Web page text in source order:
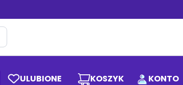
KOSZYK
ULUBIONE KONTO